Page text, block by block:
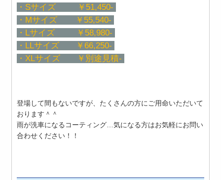
・Sサイズ ￥51,450-
・Mサイズ ￥55,540-
・Lサイズ ￥58,980-
・LLサイズ ￥66,250-
・XLサイズ ￥別途見積-
登場して間もないですが、たくさんの方にご用命いただいて
おります＾＾
雨が洗車になるコーティング…気になる方はお気軽にお問い
合わせください！！